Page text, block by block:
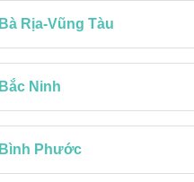
Bà Rịa-Vũng Tàu
Bắc Ninh
Bình Phước